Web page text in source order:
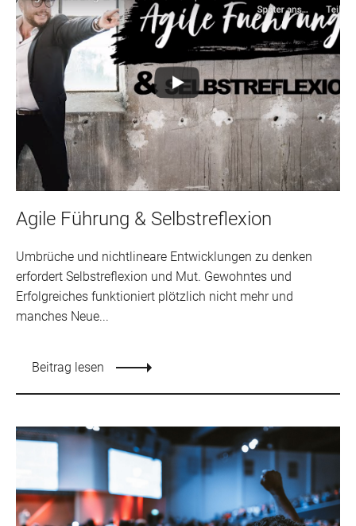
Agile Führung & Selbstreflexion
Umbrüche und nichtlineare Entwicklungen zu denken
erfordert Selbstreflexion und Mut. Gewohntes und
Erfolgreiches funktioniert plötzlich nicht mehr und
manches Neue...
Beitrag lesen